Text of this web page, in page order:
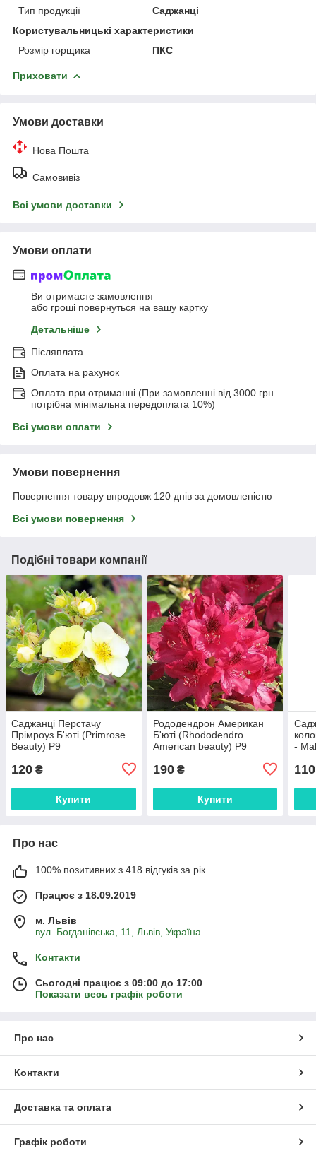
Тип продукції
Саджанці
Користувальницькі характеристики
Розмір горщика
ПКС
Приховати
Умови доставки
Нова Пошта
Самовивіз
Всі умови доставки
Умови оплати
Ви отримаєте замовлення
або гроші повернуться на вашу картку
Детальніше
Післяплата
Оплата на рахунок
Оплата при отриманні (При замовленні від 3000 грн
потрібна мінімальна передоплата 10%)
Всі умови оплати
Умови повернення
Повернення товару впродовж 120 днів за домовленістю
Всі умови повернення
Подібні товари компанії
Саджанці Перстачу
Прімроуз Б'юті (Primrose
Beauty) Р9
120 ₴
Купити
Рододендрон Американ
Б'юті (Rhododendro
American beauty) Р9
190₴
Купити
-
110
Про нас
100% позитивних з 418 відгуків за рік
Працює з 18.09.2019
м. Львів
вул. Богданівська, 11, Львів, Україна
Контакти
Сьогодні працює з 09:00 до 17:00
Показати весь графік роботи
Про нас
Контакти
Доставка та оплата
Графік роботи